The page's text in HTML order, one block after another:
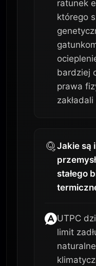
ratunek
którego
bardziej
prawa
Jakie są
stałego
UTPC
limit